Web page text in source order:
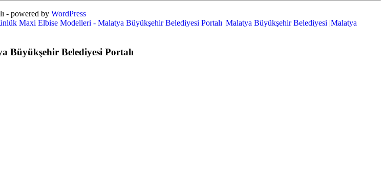
- powered by WordPress
Maxi Elbise Modelleri - Malatya Büyükşehir Belediyesi Portalı |Malatya Büyükşehir Belediyesi |Malatya
Büyükşehir Belediyesi Portalı